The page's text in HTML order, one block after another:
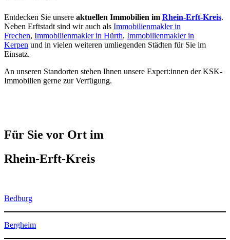
Entdecken Sie unsere aktuellen Immobilien im Rhein-Erft-Kreis.
Neben Erftstadt sind wir auch als Immobilienmakler in
Frechen, Immobilienmakler in Hürth, Immobilienmakler in
Kerpen und in vielen weiteren umliegenden Städten für Sie im
Einsatz.
An unseren Standorten stehen Ihnen unsere Expert:innen der KSK-
Immobilien gerne zur Verfügung.
Für Sie vor Ort im
Rhein-Erft-Kreis
Bedburg
Bergheim